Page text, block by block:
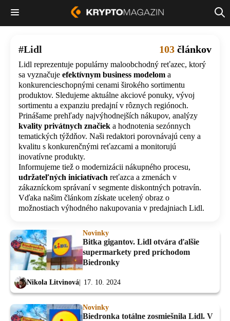
Lidl 103 článkov
Lidl reprezentuje populárny maloobchodný reťazec, ktorý
sa vyznačuje efektívnym business modelom a
konkurencieschopnými cenami širokého sortimentu
produktov. Sledujeme aktuálne akciové ponuky, vývoj
sortimentu a expanziu predajní v rôznych regiónoch.
Prinášame prehľady najvýhodnejších nákupov, analýzy
kvality privátnych značiek a hodnotenia sezónnych
tematických týždňov. Naši redaktori porovnávajú ceny a
kvalitu s konkurenčnými reťazcami a monitorujú
inovatívne produkty.
Informujeme tiež o modernizácii nákupného procesu,
udržateľných iniciatívach reťazca a zmenách v
zákazníckom správaní v segmente diskontných potravín.
Vďaka našim článkom získate ucelený obraz o
možnostiach výhodného nakupovania v predajniach Lidl.
Novinky
Bitka gigantov. Lidl otvára ďalšie
supermarkety pred príchodom
Biedronky
Nikola Litvinová 17. 10. 2024
Novinky
Biedronka totálne zosmiešnila Lidl. V